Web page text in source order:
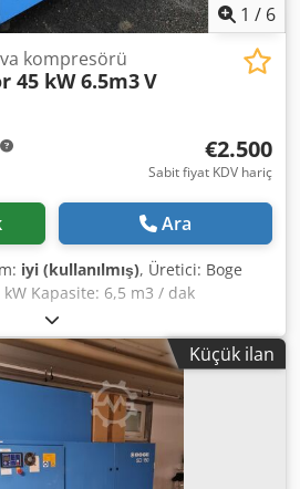
1 / 6
kompresörü
45 kW 6.5m3V
€2.500
Sabit fiyat KDV hariç
Ara
iyi (kullanılmış), Üretici: Boge
Kapasite: 6,5 m3 / dak
Küçük ilan